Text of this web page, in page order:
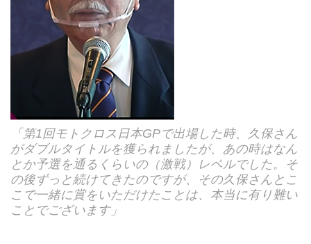
「第1回モトクロス日本GPで出場した時、久保さん
がダブルタイトルを獲られましたが、あの時はなん
とか予選を通るくらいの（激戦）レベルでした。そ
の後ずっと続けてきたのですが、その久保さんとこ
こで一緒に賞をいただけたことは、本当に有り難い
ことでございます」